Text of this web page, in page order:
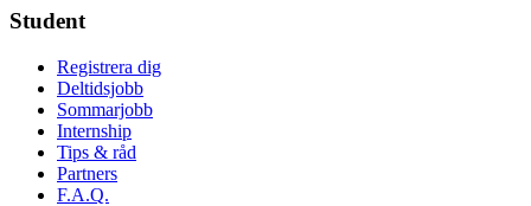
Student
Registrera dig
Deltidsjobb
Sommarjobb
Internship
Tips & råd
Partners
F.A.Q.